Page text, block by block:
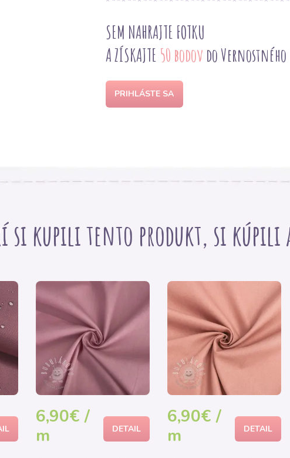
SEM NAHRAJTE FOTKU
A ZÍSKAJTE 50 bodov do
PRIHLÁSTE SA
si kupili tento produkt, si
6,90€ /
m
DETAIL
6,90€ /
m
DETAIL